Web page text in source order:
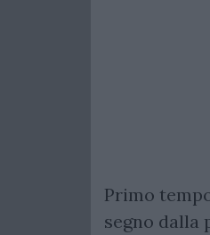
Primo
segno dalla